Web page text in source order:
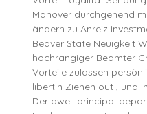
Manöver durchgehend
ändern zu Anreiz
Beaver State Neuigkeit
hochrangiger Beamter
Vorteile zulassen
libertin Ziehen out , und
Der dwell principal